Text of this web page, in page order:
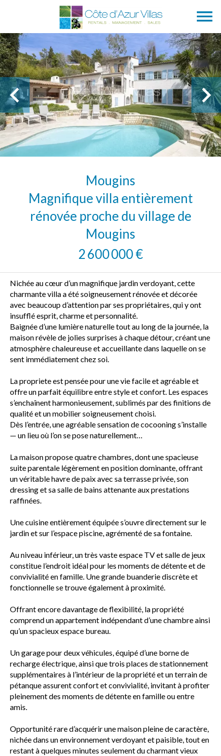
Mougins
Magnifique villa entièrement
rénovée proche du village de
Mougins
2 600 000 €
Nichée au cœur d’un magnifique jardin verdoyant, cette
charmante villa a été soigneusement rénovée et décorée
avec beaucoup d’attention par ses propriétaires, qui y ont
insufflé esprit, charme et personnalité.
Baignée d’une lumière naturelle tout au long de la journée, la
maison révèle de jolies surprises à chaque détour, créant une
atmosphère chaleureuse et accueillante dans laquelle on se
sent immédiatement chez soi.
La propriete est pensée pour une vie facile et agréable et
offre un parfait équilibre entre style et confort. Les espaces
s’enchaînent harmonieusement, sublimés par des finitions de
qualité et un mobilier soigneusement choisi.
Dès l’entrée, une agréable sensation de cocooning s’installe
— un lieu où l’on se pose naturellement…
La maison propose quatre chambres, dont une spacieuse
suite parentale légèrement en position dominante, offrant
un véritable havre de paix avec sa terrasse privée, son
dressing et sa salle de bains attenante aux prestations
raffinées.
Une cuisine entièrement équipée s’ouvre directement sur le
jardin et sur l’espace piscine, agrémenté de sa fontaine.
Au niveau inférieur, un très vaste espace TV et salle de jeux
constitue l’endroit idéal pour les moments de détente et de
convivialité en famille. Une grande buanderie discrète et
fonctionnelle se trouve également à proximité.
Offrant encore davantage de flexibilité, la propriété
comprend un appartement indépendant d’une chambre ainsi
qu’un spacieux espace bureau.
Un garage pour deux véhicules, équipé d’une borne de
recharge électrique, ainsi que trois places de stationnement
supplémentaires à l’intérieur de la propriété et un terrain de
pétanque assurent confort et convivialité, invitant à profiter
pleinement des moments de détente en famille ou entre
amis.
Opportunité rare d’acquérir une maison pleine de caractère,
nichée dans un environnement verdoyant et paisible, tout en
restant à quelques minutes seulement du charmant vieux